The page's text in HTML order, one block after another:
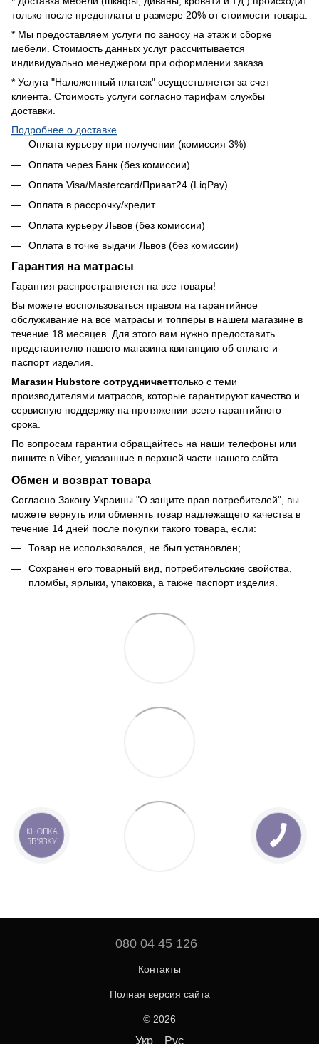
только после предоплаты в размере 20% от стоимости товара.
* Мы предоставляем услуги по заносу на этаж и сборке
мебели. Стоимость данных услуг рассчитывается
индивидуально менеджером при оформлении заказа.
* Услуга "Наложенный платеж" осуществляется за счет
клиента. Стоимость услуги согласно тарифам службы
доставки.
Подробнее о доставке
Оплата курьеру при получении (комиссия 3%)
Оплата через Банк (без комиссии)
Оплата Visa/Mastercard/Приват24 (LiqPay)
Оплата в рассрочку/кредит
Оплата курьеру Львов (без комиссии)
Оплата в точке выдачи Львов (без комиссии)
Гарантия на матрасы
Гарантия распространяется на все товары!
Вы можете воспользоваться правом на гарантийное
обслуживание на все матрасы и топперы в нашем магазине в
течение 18 месяцев. Для этого вам нужно предоставить
представителю нашего магазина квитанцию об оплате и
паспорт изделия.
Магазин Hubstore сотрудничаеттолько с теми
производителями матрасов, которые гарантируют качество и
сервисную поддержку на протяжении всего гарантийного
срока.
По вопросам гарантии обращайтесь на наши телефоны или
пишите в Viber, указанные в верхней части нашего сайта.
Обмен и возврат товара
Согласно Закону Украины "О защите прав потребителей", вы
можете вернуть или обменять товар надлежащего качества в
течение 14 дней после покупки такого товара, если:
Товар не использовался, не был установлен;
Сохранен его товарный вид, потребительские свойства,
пломбы, ярлыки, упаковка, а также паспорт изделия.
080 04 45 126
Контакты
Полная версия сайта
© 2026
Укр Рус
КНОПКА
ЗВ'ЯЗКУ